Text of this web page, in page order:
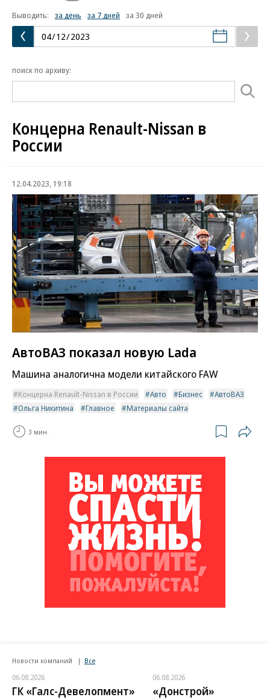
Выводить:
за день за 7 дней за 30 дней
поиск по архиву:
Концерна Renault-Nissan в
России
12.04.2023, 19:18
АвтоВАЗ показал новую Lada
Машина аналогична модели китайского FAW
Концерна Renault-Nissan в России Авто Бизнес
АвтоВАЗ
Ольга Никитина
Главное Материалы сайта
3 мин.
Новости компаний Все
06.08.2026
ГК «Галс-Девелопмент»
06.08.2026
«Донстрой»